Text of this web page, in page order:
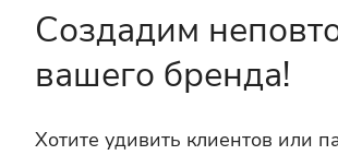
Создадим
вашего бренда!
Хотите удивить клиентов или